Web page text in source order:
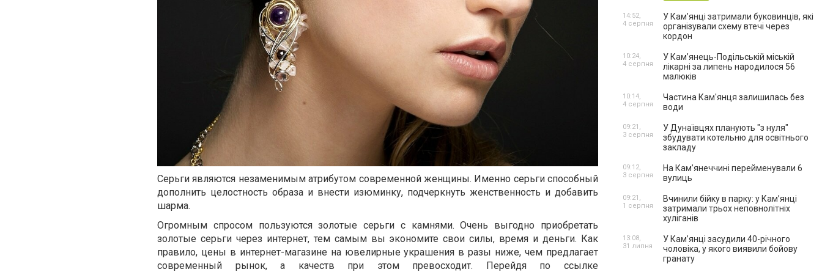
Серьги являются незаменимым атрибутом современной женщины. Именно серьги способный
дополнить целостность образа и внести изюминку, подчеркнуть женственность и добавить
шарма.
Огромным спросом пользуются золотые серьги с камнями. Очень выгодно приобретать
золотые серьги через интернет, тем самым вы экономите свои силы, время и деньги. Как
правило, цены в интернет-магазине на ювелирные украшения в разы ниже, чем предлагает
современный рынок, а качеств при этом превосходит. Перейдя по ссылке
У Кам’янці затримали буковинців, які
організували схему втечі через
кордон
14:52,
4 серпня
У Кам’янець-Подільській міській
лікарні за липень народилося 56
малюків
10:24,
4 серпня
Частина Кам'янця залишилась без
води
10:14,
4 серпня
У Дунаївцях планують "з нуля"
збудувати котельню для освітнього
закладу
09:21,
3 серпня
На Камʼянеччині перейменували 6
вулиць
09:12,
3 серпня
Вчинили бійку в парку: у Кам’янці
затримали трьох неповнолітніх
хуліганів
09:21,
1 серпня
У Камʼянці засудили 40-річного
чоловіка, у якого виявили бойову
гранату
13:08,
31 липня